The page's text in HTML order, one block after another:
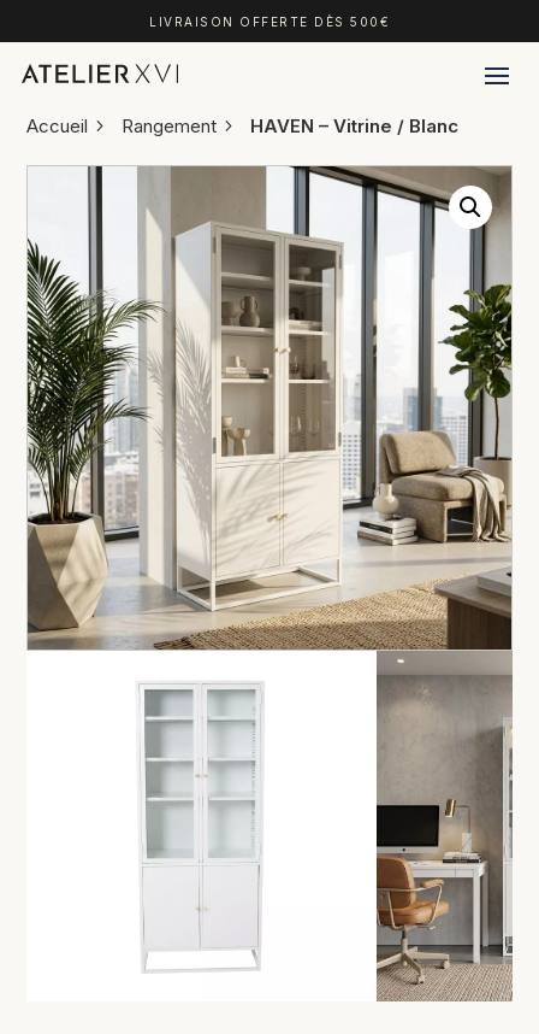
LIVRAISON OFFERTE DÈS 500€
Accueil Rangement HAVEN – Vitrine / Blanc